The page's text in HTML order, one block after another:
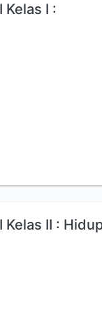
Kelas I :
Kelas II :